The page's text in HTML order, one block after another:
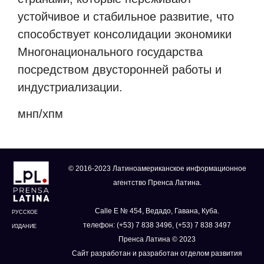
устойчивое и стабильное развитие, что
способствует консолидации экономики
Многонационального государства
посредством двусторонней работы и
индустриализации.
мнп/хпм
РУССКОЕ
ИЗДАНИЕ
© 2016-2023 Латиноамериканское информационное
агентство Пренса Латина.
Calle E № 454, Ведадо, Гавана, Куба.
телефон: (+53) 7 838 3496, (+53) 7 838 3497
Пренса Латина © 2023
Сайт разработан и разработан отделом развития